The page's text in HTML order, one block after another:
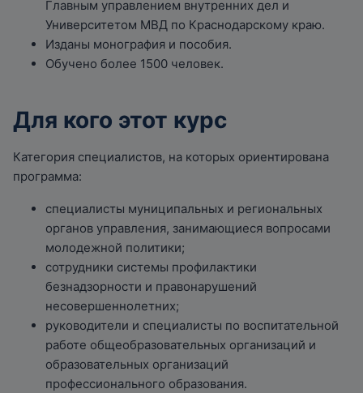
Главным управлением внутренних дел и
Университетом МВД по Краснодарскому краю.
Изданы монография и пособия.
Обучено более 1500 человек.
Для кого этот курс
Категория специалистов, на которых ориентирована
программа:
специалисты муниципальных и региональных
органов управления, занимающиеся вопросами
молодежной политики;
сотрудники системы профилактики
безнадзорности и правонарушений
несовершеннолетних;
руководители и специалисты по воспитательной
работе общеобразовательных организаций и
образовательных организаций
профессионального образования.